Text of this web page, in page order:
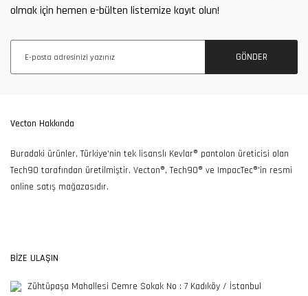
100TL ve Üzeri Alışverişlerde
Ücretsiz İade ve Değişim
7/24 Müşteri Destek
olmak için hemen e-bülten listemize kayıt olun!
GÖNDER
Vecton Hakkında
Buradaki ürünler, Türkiye'nin tek lisanslı Kevlar® pantolon üreticisi olan
Tech90 tarafından üretilmiştir. Vecton®, Tech90® ve ImpacTec®'in resmi
online satış mağazasıdır.
BİZE ULAŞIN
Zühtüpaşa Mahallesi Cemre Sokak No : 7 Kadıköy / İstanbul